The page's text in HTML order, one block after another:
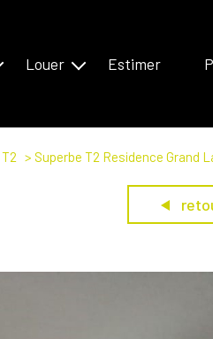
Louer Estimer
T2 Superbe T2 Residence Grand